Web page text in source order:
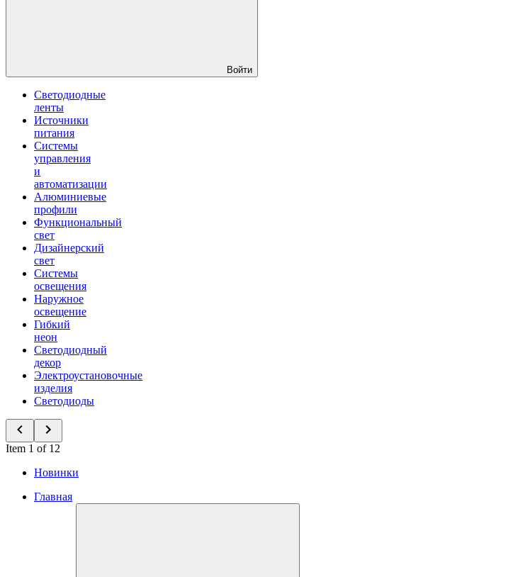
Войти
Светодиодные
ленты
Источники
питания
Системы
управления
и
автоматизации
Алюминиевые
профили
Функциональный
свет
Дизайнерский
свет
Системы
освещения
Наружное
освещение
Гибкий
неон
Светодиодный
декор
Электроустановочные
изделия
Светодиоды
Item 1 of 12
Новинки
Главная